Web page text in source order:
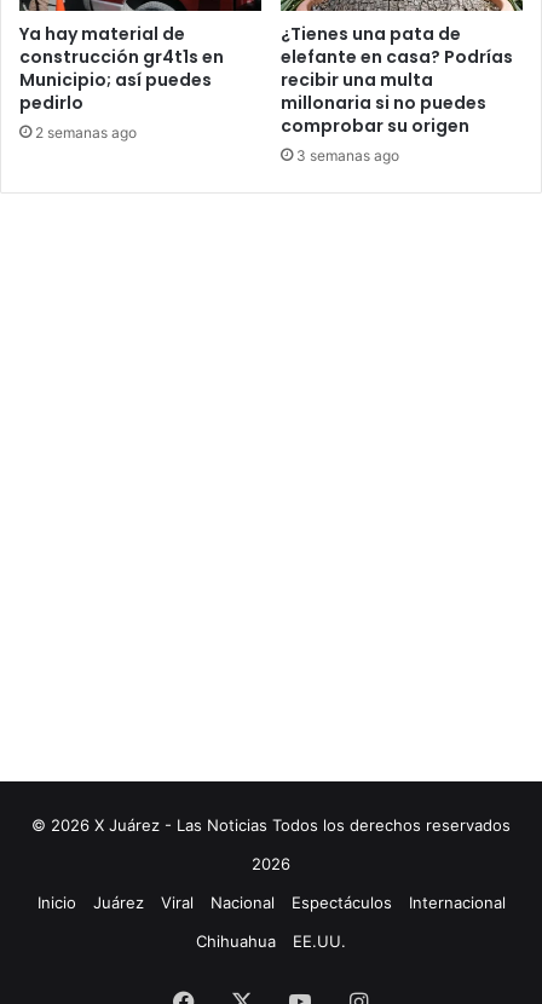
Ya hay material de
construcción gr4t1s en
Municipio; así puedes
pedirlo
2 semanas ago
¿Tienes una pata de
elefante en casa? Podrías
recibir una multa
millonaria si no puedes
comprobar su origen
3 semanas ago
© 2026 X Juárez - Las Noticias Todos los derechos reservados
2026
Inicio
Juárez Viral Nacional Espectáculos
Internacional
Chihuahua
EE.UU.